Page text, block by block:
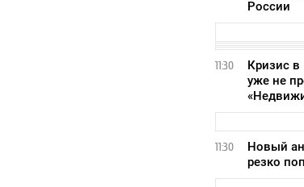
России
11:30
Кризис
уже не
11:30
Новый
резко